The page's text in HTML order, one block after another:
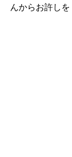
んからお許しを